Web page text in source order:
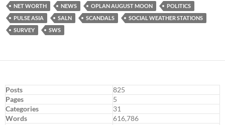
NET WORTH
NEWS OPLAN AUGUST MOON
POLITICS
PULSE ASIA
SALN SCANDALS
SOCIAL WEATHER STATIONS
SURVEY
SWS
Posts
825
Pages
5
Categories
31
Words
616,786